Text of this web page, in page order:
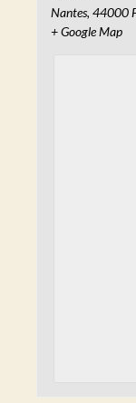
Nantes, 44000
+ Google Map